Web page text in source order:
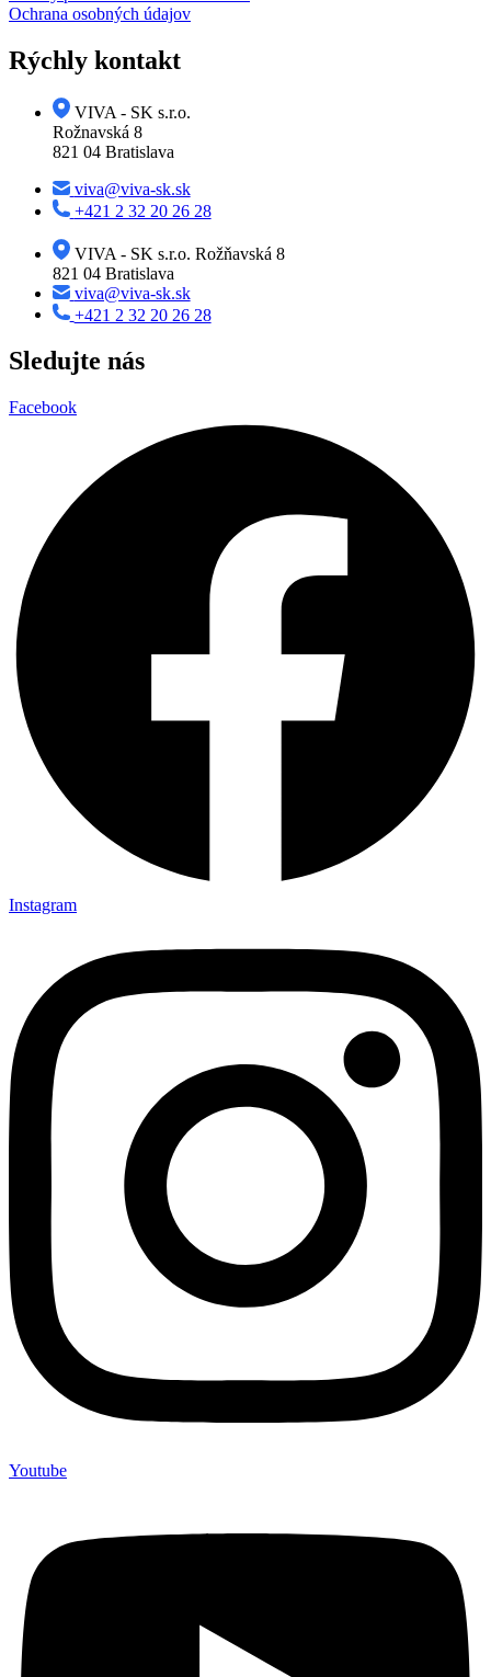
Ochrana osobných údajov
Rýchly kontakt
VIVA - SK s.r.o.
Rožnavská 8
821 04 Bratislava
viva@viva-sk.sk
+421 2 32 20 26 28
VIVA - SK s.r.o. Rožňavská 8
821 04 Bratislava
viva@viva-sk.sk
+421 2 32 20 26 28
Sledujte nás
Facebook
Instagram
Youtube